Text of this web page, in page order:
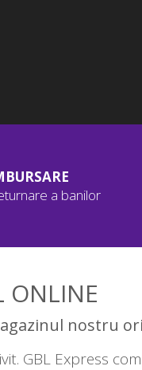
a banilor
ONLINE
nostru
GBL Express